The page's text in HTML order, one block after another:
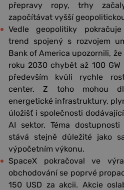
přepravy ropy, trhy
započítávat vyšší
Vedle geopolitiky
trend spojený s rozvojem
Bank of America upozornili,
roku 2030 chybět až 100
především kvůli rychle
center. Z toho mohou
energetické infrastruktury,
úložišť i společnosti
AI sektor. Téma
stává stejně důležité jako
výpočetním výkonu.
SpaceX pokračoval ve
obchodování se poprvé
150 USD za akcii. Akcie